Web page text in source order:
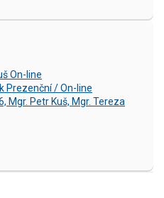
On-line
Prezenční / On-line
Mgr. Petr Kuš, Mgr. Tereza